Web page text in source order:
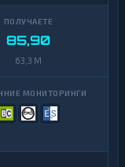
85,90
63,3 M